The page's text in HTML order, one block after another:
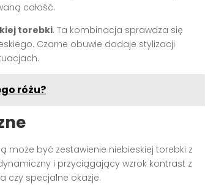
całość.
torebki. Ta kombinacja sprawdza się
Czarne obuwie dodaje stylizacji
różu?
być zestawienie niebieskiej torebki z
i przyciągający wzrok kontrast z
czy specjalne okazje.